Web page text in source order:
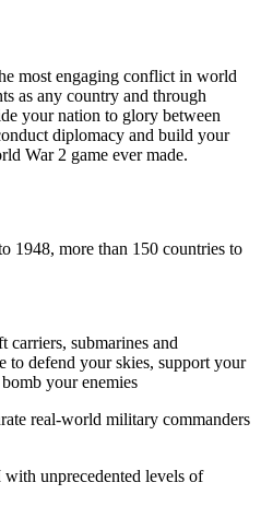
most engaging conflict in world
as any country and through
your nation to glory between
diplomacy and build your
War 2 game ever made.
1948, more than 150 countries to
carriers, submarines and
to defend your skies, support your
your enemies
real-world military commanders
unprecedented levels of